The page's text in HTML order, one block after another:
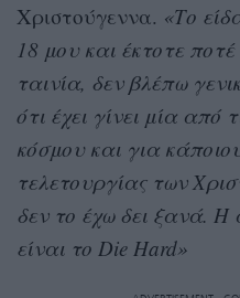
Χριστούγεννα. «Το
18 μου και έκτοτε
ταινία, δεν βλέπω
ότι έχει γίνει μία από
κόσμου και για
τελετουργίας των
δεν το έχω δει ξανά.
είναι το Die Hard»